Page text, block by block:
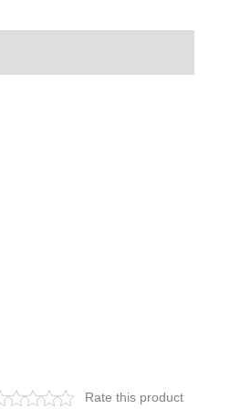
Rate this product